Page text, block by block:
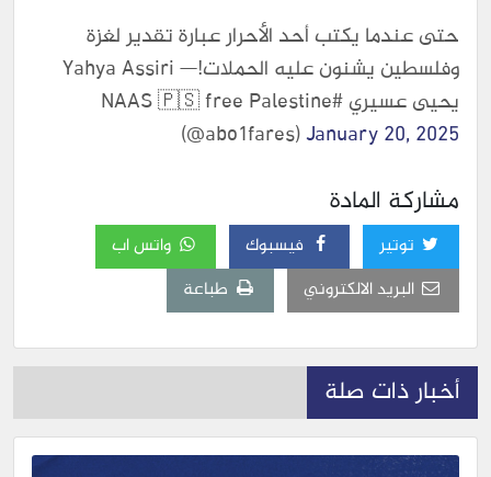
حتى عندما يكتب أحد الأحرار عبارة تقدير لغزة
وفلسطين يشنون عليه الحملات!— Yahya Assiri
يحيى عسيري #NAAS 🇵🇸 free Palestine
(@abo1fares)January 20, 2025
مشاركة المادة
توتير فيسبوك
واتس اب
البريد الالكتروني
طباعة
أخبار ذات صلة